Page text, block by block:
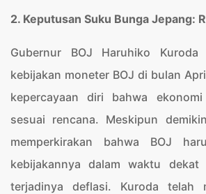
2. Keputusan Suku Bunga Jepang:
Gubernur BOJ Haruhiko Kuroda
kebijakan moneter BOJ di bulan
kepercayaan diri bahwa
sesuai rencana. Meskipun
memperkirakan bahwa BOJ
kebijakannya dalam waktu dekat
terjadinya deflasi. Kuroda telah